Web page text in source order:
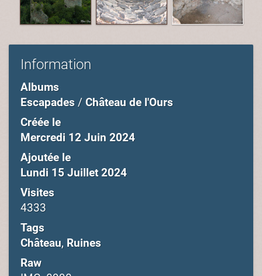
Information
Albums
Escapades / Château de l'Ours
Créée le
Mercredi 12 Juin 2024
Ajoutée le
Lundi 15 Juillet 2024
Visites
4333
Tags
Château, Ruines
Raw